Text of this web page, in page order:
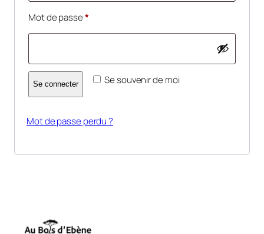
Mot de passe*Obligatoire
Se souvenir de moi
Se connecter
Mot de passe perdu ?